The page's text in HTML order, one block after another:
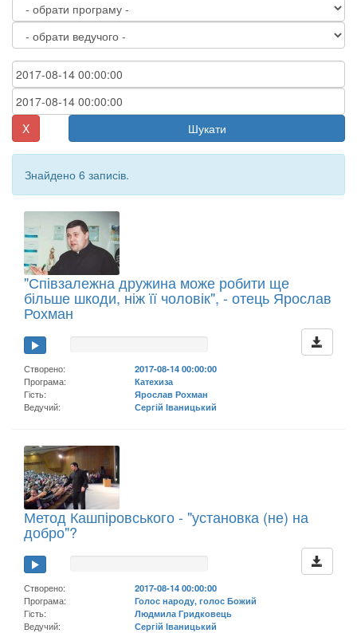
X Шукати
Знайдено 6 записів.
"Співзалежна дружина може робити ще
більше шкоди, ніж її чоловік", - отець Ярослав
Рохман
Створено:
2017-08-14 00:00:00
Програма:
Катехиза
Гість:
Ярослав Рохман
Ведучий:
Сергій Іваницький
Метод Кашпіровського - "установка (не) на
добро"?
Створено:
2017-08-14 00:00:00
Програма:
Голос народу, голос Божий
Гість:
Людмила Гридковець
Ведучий:
Сергій Іваницький